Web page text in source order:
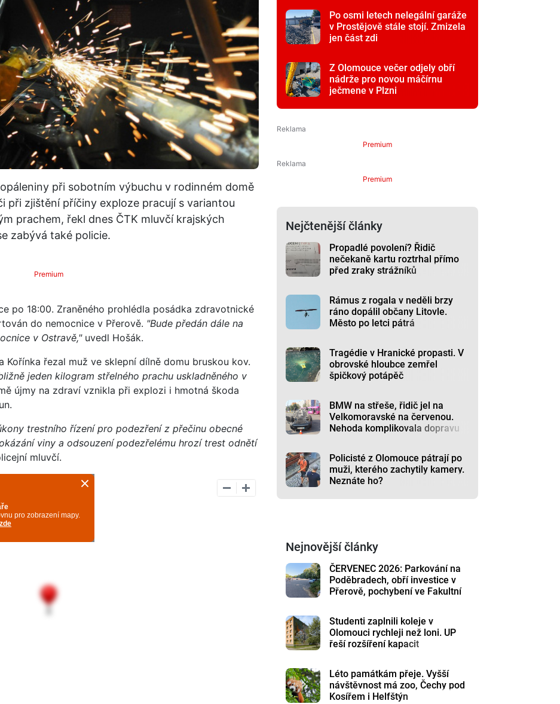
při sobotním výbuchu v rodinném domě
při zjištění příčiny exploze pracují s variantou
prachem, řekl dnes ČTK mluvčí krajských
zabývá také policie.
Premium
po 18:00. Zraněného prohlédla posádka zdravotnické
do nemocnice v Přerově. "Bude předán dále na
v Ostravě," uvedl Hošák.
Kořínka řezal muž ve sklepní dílně domu bruskou kov.
jeden kilogram střelného prachu uskladněného v
újmy na zdraví vznikla při explozi i hmotná škoda
trestního řízení pro podezření z přečinu obecné
viny a odsouzení podezřelému hrozí trest odnětí
mluvčí.
Po osmi letech nelegální garáže
v Prostějově stále stojí. Zmizela
jen část zdi
Z Olomouce večer odjely obří
nádrže pro novou máčírnu
ječmene v Plzni
Premium
Premium
Nejčtenější články
Propadlé povolení? Řidič
nečekaně kartu roztrhal přímo
před zraky strážníků
Rámus z rogala v neděli brzy
ráno dopálil občany Litovle.
Město po letci pátrá
Tragédie v Hranické propasti. V
obrovské hloubce zemřel
špičkový potápěč
BMW na střeše, řidič jel na
Velkomoravské na červenou.
Nehoda komplikovala dopravu
Policisté z Olomouce pátrají po
muži, kterého zachytily kamery.
Neznáte ho?
Nejnovější články
ČERVENEC 2026: Parkování na
Poděbradech, obří investice v
Přerově, pochybení ve Fakultní
Studenti zaplnili koleje v
Olomouci rychleji než loni. UP
řeší rozšíření kapacit
Léto památkám přeje. Vyšší
návštěvnost má zoo, Čechy pod
Kosířem i Helfštýn